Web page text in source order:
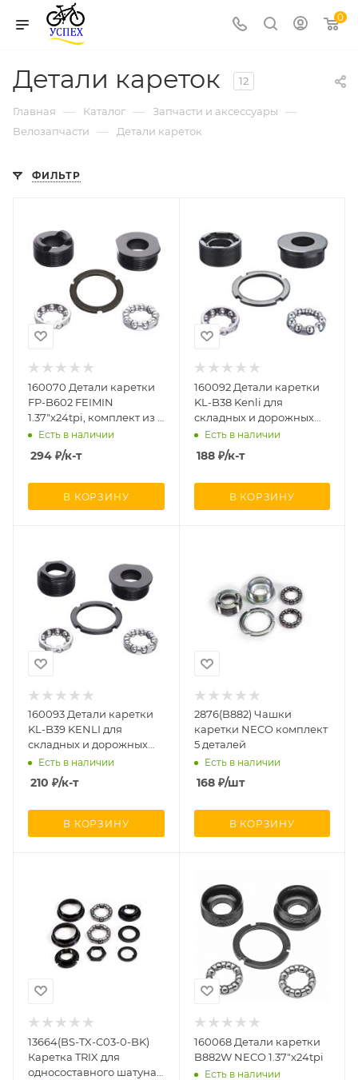
0
Детали кареток 12
Главная — Каталог — Запчасти и аксессуары —
Велозапчасти — Детали кареток
ФИЛЬТР
160070 Детали каретки
FP-B602 FEIMIN
1.37"x24tpi, комплект из 5
элементов
Есть в наличии
294 ₽/к-т
В КОРЗИНУ
160092 Детали каретки
KL-B38 Kenli для
складных и дорожных
велосипедов 1.37"x24tpi,
комплект из 5 элементов
Есть в наличии
188₽/к-т
В КОРЗИНУ
160093 Детали каретки
KL-B39 KENLI для
складных и дорожных
велосипедов 1.37"x24tpi,
комплект из 5 элементов
Есть в наличии
210 ₽/к-т
В КОРЗИНУ
2876(B882) Чашки
каретки NECO комплект
5 деталей
Есть в наличии
168₽/шт
В КОРЗИНУ
13664(BS-TX-C03-0-BK)
Каретка TRIX для
односоставного шатуна
160068 Детали каретки
B882W NECO 1.37"x24tpi
Есть в наличии